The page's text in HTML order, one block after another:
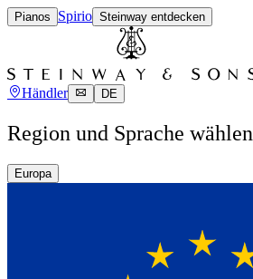
Pianos Spirio Steinway entdecken
Händler DE
Region und Sprache wählen
Europa